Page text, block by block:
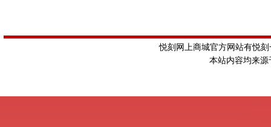
悦刻网上商城官方网站有悦
本站内容均来